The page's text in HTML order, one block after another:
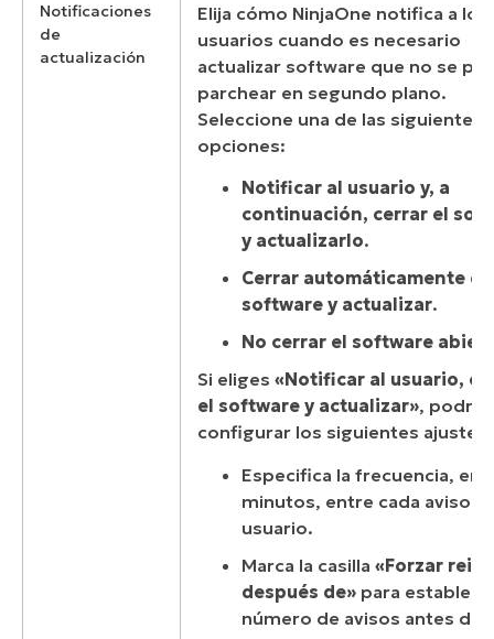
Notificaciones
de
actualización
Elija cómo NinjaOne notifica a los
usuarios cuando es necesario
actualizar software que no se
parchear en segundo plano.
Seleccione una de las siguientes
opciones:
Notificar al usuario y, a
continuación, cerrar el
y actualizarlo.
Cerrar automáticamente el
software y actualizar.
No cerrar el software
Si eliges «Notificar al usuario,
el software y actualizar», podrás
configurar los siguientes ajustes:
Especifica la frecuencia, en
minutos, entre cada aviso al
usuario.
Marca la casilla «Forzar
después de» para
número de avisos antes de